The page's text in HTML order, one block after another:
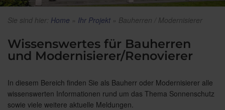
Sie sind hier: Home » Ihr Projekt » Bauherren / Modernisierer
Wissenswertes für Bauherren
und Modernisierer/Renovierer
In diesem Bereich finden Sie als Bauherr oder Modernisierer alle
wissenswerten Informationen rund um das Thema Sonnenschutz
sowie viele weitere aktuelle Meldungen.